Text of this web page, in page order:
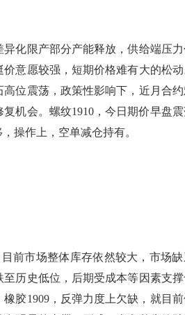
化限产部分产能释放，供给端压力
意愿较强，短期价格难有大的松
位震荡，政策性影响下，近月合
机会。螺纹1910，今日期价早盘
操作上，空单减仓持有。
市场整体库存依然较大，市场缺
历史低位，后期受成本等因素支
胶1909，反弹力度上欠缺，就目